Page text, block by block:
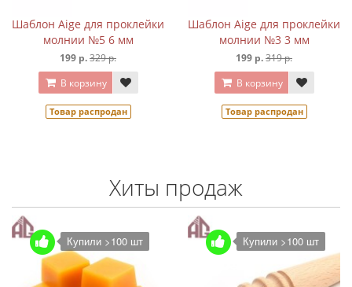
Шаблон Aige для проклейки
молнии №5 6 мм
199 р.329 р.
В корзину
Товар распродан
Шаблон Aige для проклейки
молнии №3 3 мм
199 р.319 р.
В корзину
Товар распродан
Хиты продаж
Купили >100 шт Купили >100 шт